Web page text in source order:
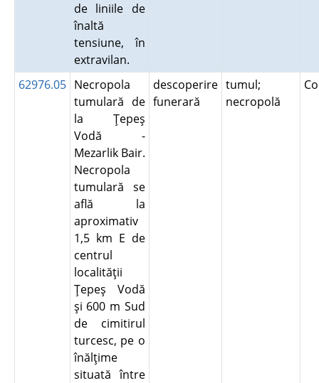
de liniile de
înaltă
tensiune, în
extravilan.
62976.05 Necropola
tumulară de
la Ţepeş
Vodă -
Mezarlik Bair.
Necropola
tumulară se
află la
aproximativ
1,5 km E de
centrul
localităţii
Ţepeş Vodă
şi 600 m Sud
de cimitirul
turcesc, pe o
înălţime
situată între
descoperire
funerară
tumul;
necropolă